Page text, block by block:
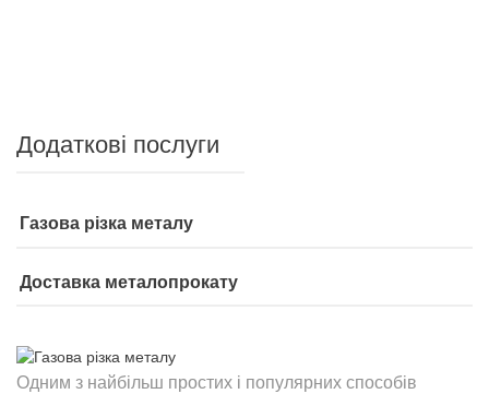
Додаткові послуги
Газова різка металу
Доставка металопрокату
Одним з найбільш простих і популярних способів